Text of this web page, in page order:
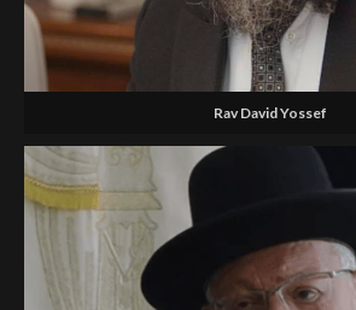
Rav David Yossef